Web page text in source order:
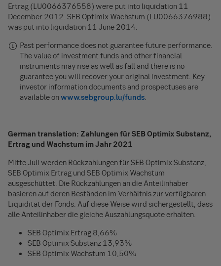
Ertrag (LU0066376558) were put into liquidation 11
December 2012. SEB Optimix Wachstum (LU0066376988)
was put into liquidation 11 June 2014.
Past performance does not guarantee future performance.
The value of investment funds and other financial
instruments may rise as well as fall and there is no
guarantee you will recover your original investment. Key
investor information documents and prospectuses are
available onwww.sebgroup.lu/funds.
German translation: Zahlungen für SEB Optimix Substanz,
Ertrag und Wachstum im Jahr 2021
Mitte Juli werden Rückzahlungen für SEB Optimix Substanz,
SEB Optimix Ertrag und SEB Optimix Wachstum
ausgeschüttet. Die Rückzahlungen an die Anteilinhaber
basieren auf deren Beständen im Verhältnis zur verfügbaren
Liquidität der Fonds. Auf diese Weise wird sichergestellt, dass
alle Anteilinhaber die gleiche Auszahlungsquote erhalten.
SEB Optimix Ertrag 8,66%
SEB Optimix Substanz 13,93%
SEB Optimix Wachstum 10,50%